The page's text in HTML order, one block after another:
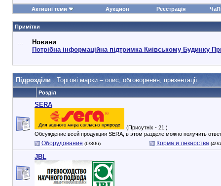
Активні теми Аукцион Реєстрація
Примітки
...
Новини
Потрібна інформаційна підтримка Киівському Будинку
Підрозділи : Торгові марки – опис, обговорення, презентації.
Розділ
SERA
(Присутніх - 21 )
Обсуждение всей продукции SERA, в этом разделе можно получить
Оборудование (6/306) Корма и лекарства (49/
JBL